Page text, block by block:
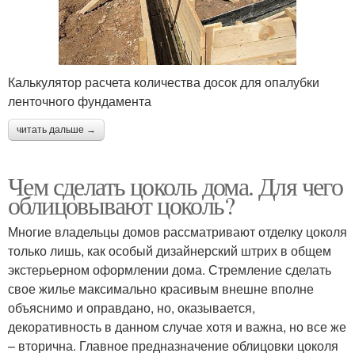
Калькулятор расчета количества досок для опалубки
ленточного фундамента
читать дальше →
Чем сделать цоколь дома. Для чего
облицовывают цоколь?
Многие владельцы домов рассматривают отделку цоколя
только лишь, как особый дизайнерский штрих в общем
экстерьерном оформлении дома. Стремление сделать
свое жилье максимально красивым внешне вполне
объяснимо и оправдано, но, оказывается,
декоративность в данном случае хотя и важна, но все же
– вторична. Главное предназначение облицовки цоколя